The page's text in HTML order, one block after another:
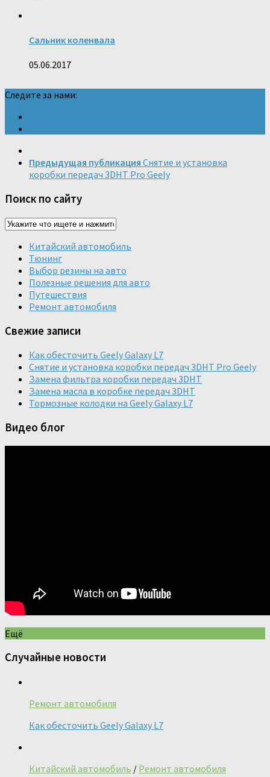
Сальник коленвала
05.06.2017
Следите за нами:
Предыдущая публикация Снятие и установка
коробки передач 3DHT Pro Geely
Поиск по сайту
Китайский автомобиль
Тюнинг
Выбор резины на авто
Полезные решения для авто
Путешествия
Ремонт автомобиля
Свежие записи
Как обесточить Geely Galaxy L7
Снятие и установка коробки передач 3DHT Pro Geely
Замена фильтра коробки передач 3DHT
Замена масла в коробке передач 3DHT
Тормозные колодки на Geely Galaxy L7
Видео блог
Ещё
Случайные новости
Ремонт автомобиля
Как обесточить Geely Galaxy L7
Китайский автомобиль / Ремонт автомобиля